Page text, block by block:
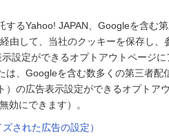
するYahoo! JAPAN、Googleを含む
由して、当社のクッキーを保存し、
設定ができるオプトアウトページ
は、Googleを含む数多くの第三者配
）の広告表示設定ができるオプトア
効にできます）。
された広告の設定）